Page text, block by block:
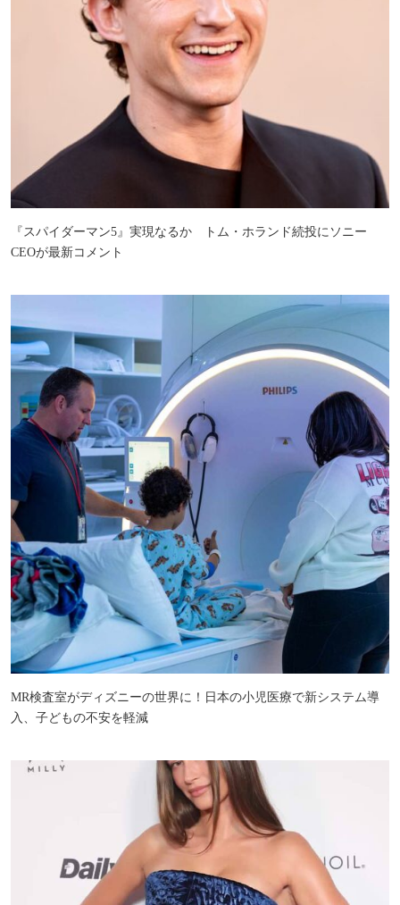
『スパイダーマン5』実現なるか トム・ホランド続投にソニー
CEOが最新コメント
MR検査室がディズニーの世界に！日本の小児医療で新システム導
入、子どもの不安を軽減